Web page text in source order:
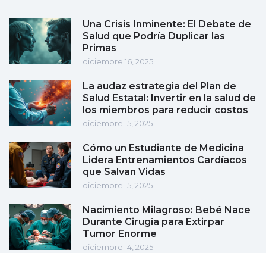
Una Crisis Inminente: El Debate de
Salud que Podría Duplicar las
Primas
diciembre 16, 2025
La audaz estrategia del Plan de
Salud Estatal: Invertir en la salud de
los miembros para reducir costos
diciembre 15, 2025
Cómo un Estudiante de Medicina
Lidera Entrenamientos Cardíacos
que Salvan Vidas
diciembre 15, 2025
Nacimiento Milagroso: Bebé Nace
Durante Cirugía para Extirpar
Tumor Enorme
diciembre 14, 2025